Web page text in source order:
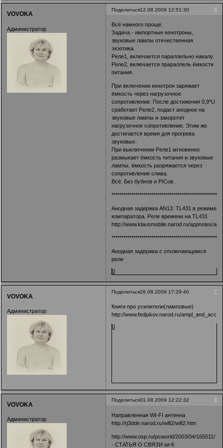
Поделиться 6
12.08.2009 12:51:30
VOVOKA
Администратор
Всё намного проще.
Задача - импортные кенотроны,
звуковые лампы отечественная
экзотика.
Реле1, включается параллельно накалу.
Реле2, включается прараллель ёмкости
питания.
При включении кенотрон заряжает
ёмкость через нагрузочное
сопротивление. После достижения 0,9*U
сработает Реле2, подаст анодное на
звуковые лампы и закоротит
нагрузочное сопротивление. Этим же
достигается время для прогрева
звуковых.
При выключении Реле1 мгновенно
размыкает ёмкость питания и звуковые
лампы, ёмкость разряжается через
сопротивление слива.
Всё. Без бубнов и PICов.
Анодная задержка AN13: TL431 в режиме
компаратора. Реле времени на TL431
http://www.klausmobile.narod.ru/appnotes/
Анодная задержка с отключающимся
реле
0
Поделиться 7
26.08.2009 17:29:40
VOVOKA
Администратор
Книги про усилители(ламповые)
http://www.fedjukov.narod.ru/
0
Поделиться 8
31.08.2009 12:22:32
VOVOKA
Администратор
Направленная WI-FI антенна
http://rj3dde.narod.ru/wifi2/wifi2.htm
http://www.osp.ru/pcworld/2003/04/165511/
- СТАТЬЯ О СВЯЗИ wi-fi